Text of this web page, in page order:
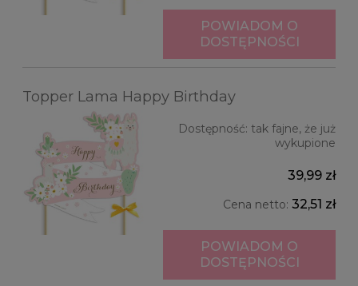
POWIADOM O
DOSTĘPNOŚCI
Topper Lama Happy Birthday
Dostępność: tak fajne, że już
wykupione
39,99 zł
Cena netto: 32,51 zł
POWIADOM O
DOSTĘPNOŚCI